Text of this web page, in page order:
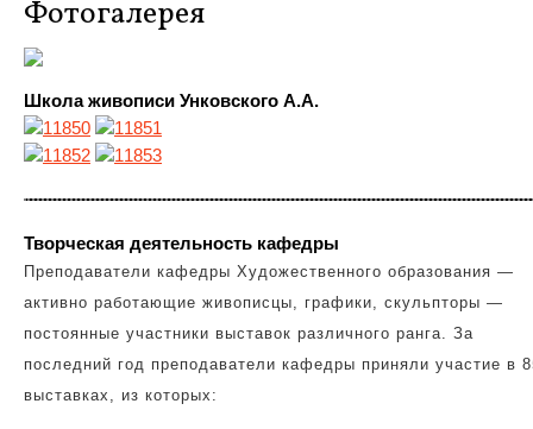
Фотогалерея
Школа живописи Унковского А.А.
Творческая деятельность кафедры
Преподаватели кафедры Художественного образования —
активно работающие живописцы, графики, скульпторы —
постоянные участники выставок различного ранга. За
последний год преподаватели кафедры приняли участие в
выставках, из которых: